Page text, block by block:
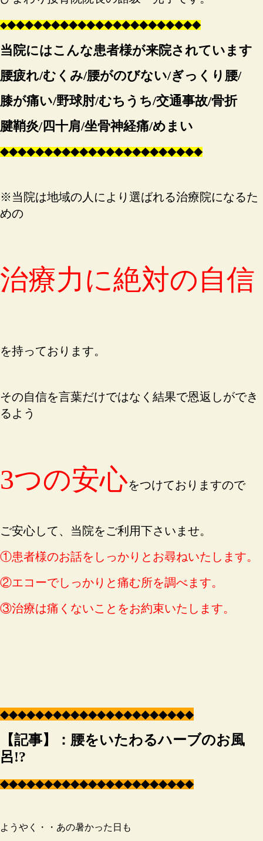
◆◆◆◆◆◆◆◆◆◆◆◆◆◆◆◆◆◆◆◆◆◆◆
当院にはこんな患者様が来院されています
腰疲れ/むくみ/腰がのびない/ぎっくり腰/
膝が痛い/野球肘/むちうち/交通事故/骨折
腱鞘炎/四十肩/坐骨神経痛/めまい
◆◆◆◆◆◆◆◆◆◆◆◆◆◆◆◆◆◆◆◆◆◆◆
※当院は地域の人により選ばれる治療院になるた
めの
治療力に絶対の自信
を持っております。
その自信を言葉だけではなく結果で恩返しができ
るよう
3つの安心をつけておりますので
ご安心して、当院をご利用下さいませ。
①患者様のお話をしっかりとお尋ねいたします。
②エコーでしっかりと痛む所を調べます。
③治療は痛くないことをお約束いたします。
◆◆◆◆◆◆◆◆◆◆◆◆◆◆◆◆◆◆◆◆◆◆
【記事】：腰をいたわるハーブのお風
呂!?
◆◆◆◆◆◆◆◆◆◆◆◆◆◆◆◆◆◆◆◆◆◆
ようやく・・あの暑かった日も